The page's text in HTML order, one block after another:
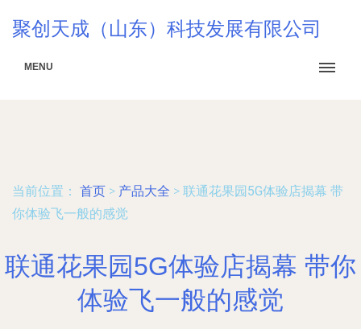
聚创天成（山东）科技发展有限公司
MENU
当前位置： 首页 > 产品大全 > 联通花果园5G体验店揭幕 带
你体验飞一般的感觉
联通花果园5G体验店揭幕 带你
体验飞一般的感觉